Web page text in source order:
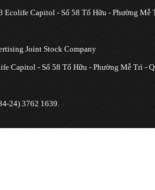
Ecolife Capitol - Số 58 Tố Hữu - Phường Mễ
Joint Stock Company
Capitol - Số 58 Tố Hữu - Phường Mễ Trì -
24) 3762 1639.